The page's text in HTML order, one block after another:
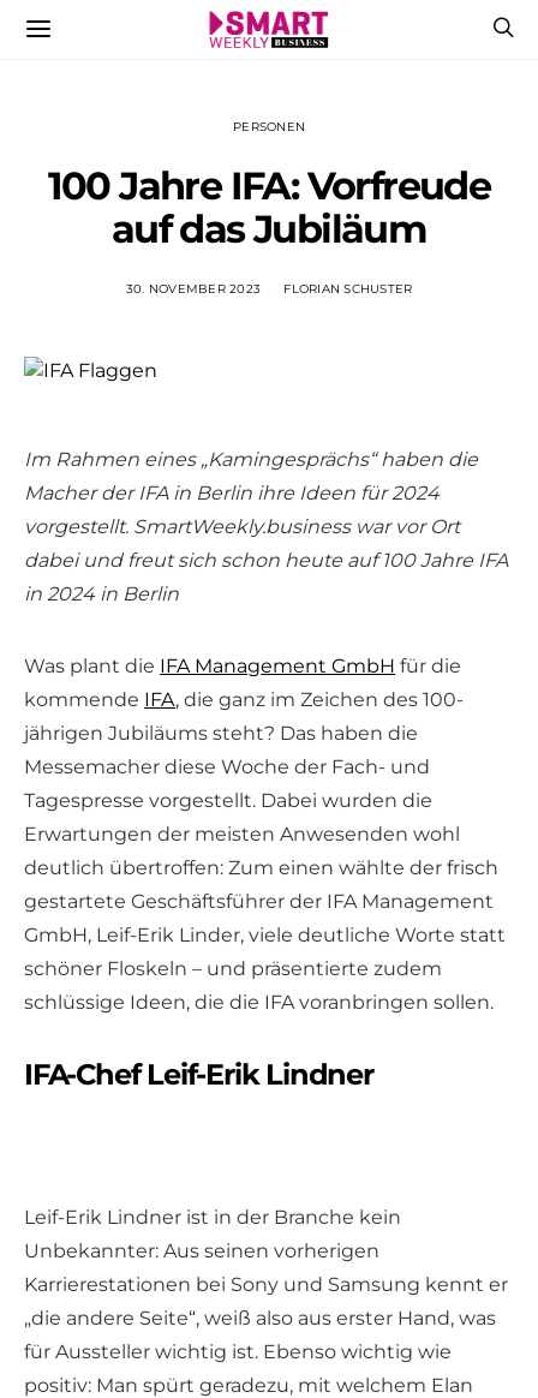
PERSONEN
100 Jahre IFA: Vorfreude
auf das Jubiläum
30. NOVEMBER 2023 FLORIAN SCHUSTER
Im Rahmen eines „Kamingesprächs“ haben die
Macher der IFA in Berlin ihre Ideen für 2024
vorgestellt. SmartWeekly.business war vor Ort
dabei und freut sich schon heute auf 100 Jahre IFA
in 2024 in Berlin
Was plant die IFA Management GmbH für die
kommende IFA, die ganz im Zeichen des 100-
jährigen Jubiläums steht? Das haben die
Messemacher diese Woche der Fach- und
Tagespresse vorgestellt. Dabei wurden die
Erwartungen der meisten Anwesenden wohl
deutlich übertroffen: Zum einen wählte der frisch
gestartete Geschäftsführer der IFA Management
GmbH, Leif-Erik Linder, viele deutliche Worte statt
schöner Floskeln – und präsentierte zudem
schlüssige Ideen, die die IFA voranbringen sollen.
IFA-Chef Leif-Erik Lindner
Leif-Erik Lindner ist in der Branche kein
Unbekannter: Aus seinen vorherigen
Karrierestationen bei Sony und Samsung kennt er
„die andere Seite“, weiß also aus erster Hand, was
für Aussteller wichtig ist. Ebenso wichtig wie
positiv: Man spürt geradezu, mit welchem Elan